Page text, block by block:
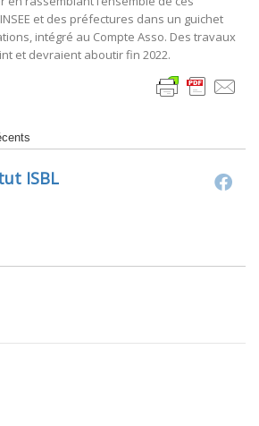
et des préfectures dans un guichet
intégré au Compte Asso. Des travaux
et devraient aboutir fin 2022.
ISBL